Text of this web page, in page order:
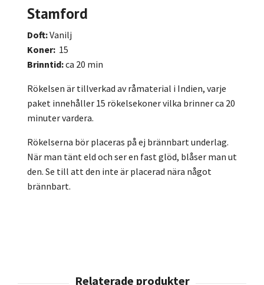
Stamford
Doft:Vanilj
Koner: 15
Brinntid:ca 20 min
Rökelsen är tillverkad av råmaterial i Indien, varje
paket innehåller 15 rökelsekoner vilka brinner ca 20
minuter vardera.
Rökelserna bör placeras på ej brännbart underlag.
När man tänt eld och ser en fast glöd, blåser man ut
den. Se till att den inte är placerad nära något
brännbart.